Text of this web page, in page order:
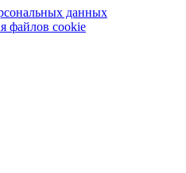
данных
файлов cookie